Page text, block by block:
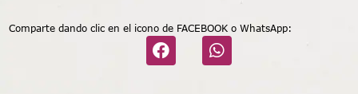
Comparte dando clic en el icono de FACEBOOK o WhatsApp: